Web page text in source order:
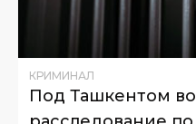
КРИМИНАЛ
Под Ташкентом